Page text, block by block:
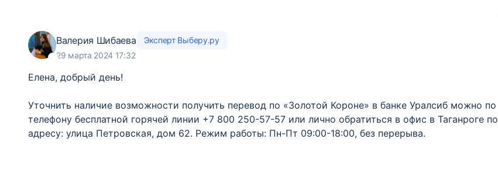
Валерия Шибаева
Эксперт Выберу.ру
29 марта 2024 17:32
Елена, добрый день!
Уточнить наличие возможности получить перевод по «Золотой Короне» в банке Уралсиб можно по
телефону бесплатной горячей линии +7 800 250-57-57 или лично обратиться в офис в Таганроге по
адресу: улица Петровская, дом 62. Режим работы: Пн-Пт 09:00-18:00, без перерыва.